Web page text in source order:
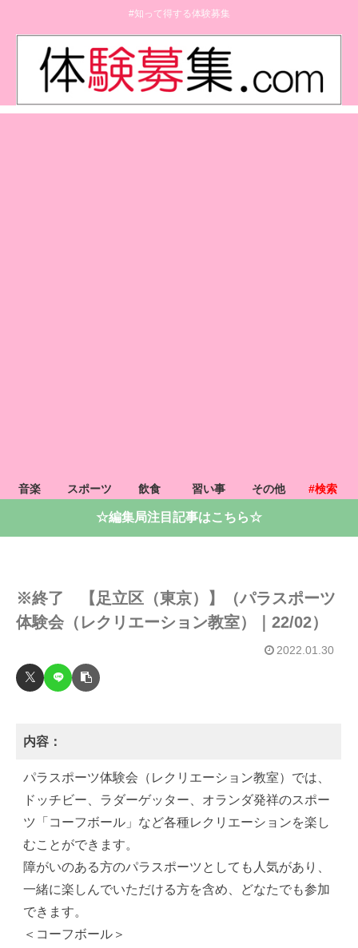
#知って得する体験募集
音楽 スポーツ 飲食 習い事 その他 #検索
☆編集局注目記事はこちら☆
※終了 【足立区（東京）】（パラスポーツ
体験会（レクリエーション教室）｜22/02）
2022.01.30
内容：
パラスポーツ体験会（レクリエーション教室）では、
ドッチビー、ラダーゲッター、オランダ発祥のスポー
ツ「コーフボール」など各種レクリエーションを楽し
むことができます。
障がいのある方のパラスポーツとしても人気があり、
一緒に楽しんでいただける方を含め、どなたでも参加
できます。
＜コーフボール＞